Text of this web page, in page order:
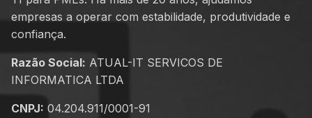
empresas a operar com estabilidade, produtividade e
confiança.
Razão Social: ATUAL-IT SERVICOS DE
INFORMATICA LTDA
CNPJ: 04.204.911/0001-91